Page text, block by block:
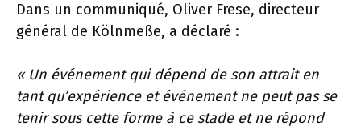
Dans un communiqué, Oliver Frese, directeur
général de Kölnmeße, a déclaré :
« Un événement qui dépend de son attrait en
tant qu’expérience et événement ne peut pas se
tenir sous cette forme à ce stade et ne répond